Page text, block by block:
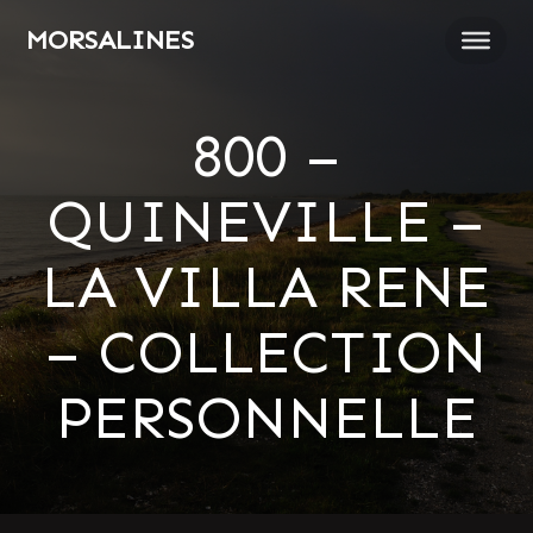
MORSALINES
800 –
QUINEVILLE –
LA VILLA RENE
– COLLECTION
PERSONNELLE